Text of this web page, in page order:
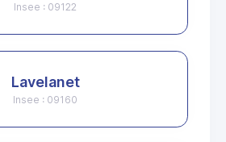
Insee : 09122
Lavelanet
Insee : 09160